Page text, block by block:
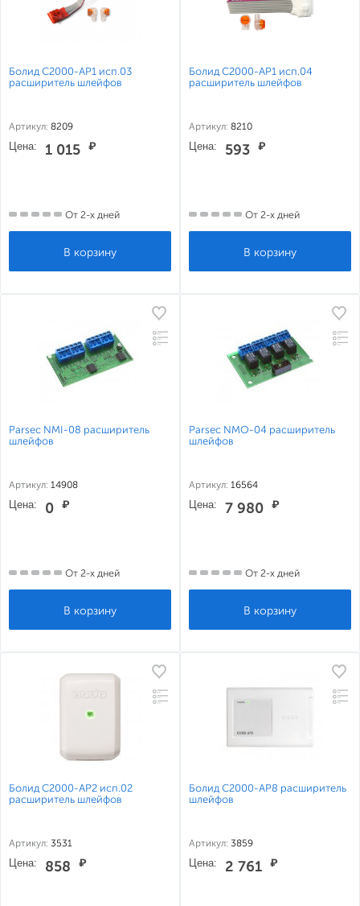
Болид С2000-АР1 исп.03
расширитель шлейфов
Артикул: 8209
Цена: 1 015 ₽
От 2-х дней
Болид С2000-АР1 исп.04
расширитель шлейфов
Артикул: 8210
Цена: 593 ₽
От 2-х дней
Parsec NMI-08 расширитель
шлейфов
Артикул: 14908
Цена: 0 ₽
От 2-х дней
Parsec NMO-04 расширитель
шлейфов
Артикул: 16564
Цена: 7 980 ₽
От 2-х дней
Болид С2000-АР2 исп.02
расширитель шлейфов
Артикул: 3531
Цена: 858 ₽
Болид С2000-АР8 расширитель
шлейфов
Артикул: 3859
Цена: 2 761 ₽